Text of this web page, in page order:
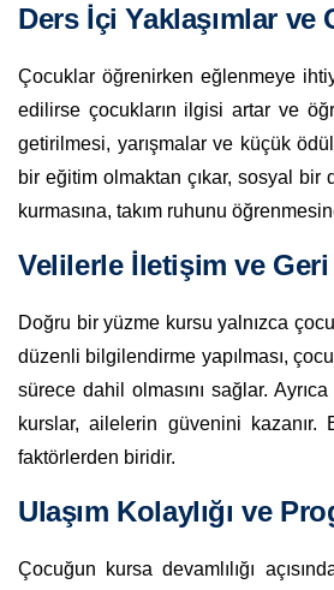
Ders İçi Yaklaşımlar ve
Çocuklar öğrenirken eğlenmeye
edilirse çocukların ilgisi artar ve
getirilmesi, yarışmalar ve küçük
bir eğitim olmaktan çıkar, sosyal bir
kurmasına, takım ruhunu
Velilerle İletişim ve
Doğru bir yüzme kursu yalnızca
düzenli bilgilendirme yapılması,
sürece dahil olmasını sağlar.
kurslar, ailelerin güvenini kazanır.
faktörlerden biridir.
Ulaşım Kolaylığı ve
Çocuğun kursa devamlılığı